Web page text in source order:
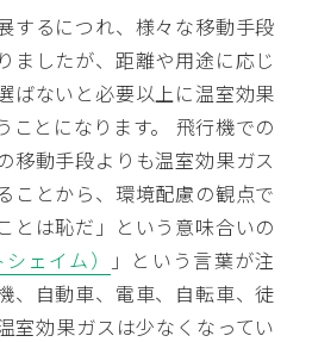
するにつれ、様々な移動手段
ましたが、距離や用途に応じ
ばないと必要以上に温室効果
ことになります。 飛行機での
移動手段よりも温室効果ガス
ことから、環境配慮の観点で
とは恥だ」という意味合いの
ェイム）
」という言葉が注
、自動車、電車、自転車、徒
室効果ガスは少なくなってい